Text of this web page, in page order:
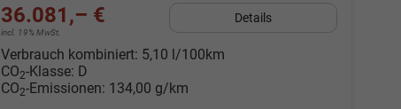
36.081,– €
incl. 19% MwSt.
Details
Verbrauch kombiniert: 5,10 l/100km
CO2-Klasse: D
CO2-Emissionen: 134,00 g/km